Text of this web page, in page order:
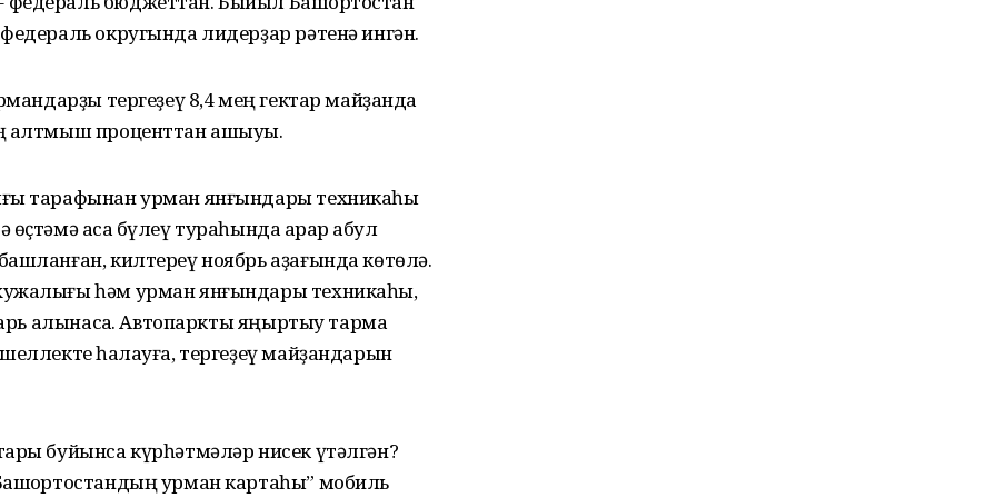
округында лидерҙар рәтенә ингән.
тергеҙеү 8,4 мең гектар майҙанда
алтмыш проценттан ашыуы.
тарафынан урман янғындары техникаһы
аҡса бүлеү тураһында ҡарар ҡабул
килтереү ноябрь аҙағында көтөлә.
һәм урман янғындары техникаһы,
алынасаҡ. Автопаркты яңыртыу тармаҡ
һаҡлауға, тергеҙеү майҙандарын
буйынса күрһәтмәләр нисек үтәлгән?
урман картаһы” мобиль